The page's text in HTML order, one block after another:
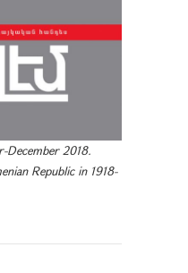
December 2018.
Republic in 1918-